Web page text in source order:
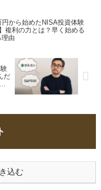
円から始めたNISA投資体験
複利の力とは？早く始める
由
だ
込む